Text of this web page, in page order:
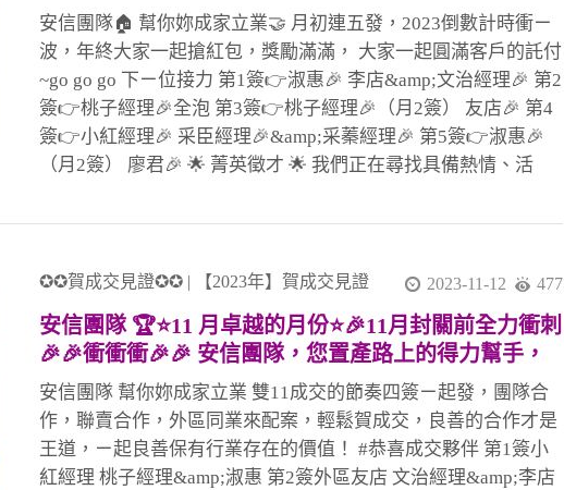
隊，您置產路上的得力幫手，參與共創美好家園
安信團隊🏠 幫你妳成家立業🤝 月初連五發，2023倒數計時衝ㄧ
波，年終大家一起搶紅包，獎勵滿滿， 大家一起圓滿客戶的託付
~go go go 下ㄧ位接力 第1簽👉淑惠🎉 李店&amp;文治經理🎉 第2
簽👉桃子經理🎉全泡 第3簽👉桃子經理🎉（月2簽） 友店🎉 第4
簽👉小紅經理🎉 采臣經理🎉&amp;采蓁經理🎉 第5簽👉淑惠🎉
（月2簽） 廖君🎉 🌟 菁英徵才 🌟 我們正在尋找具備熱情、活
溝通能力、團隊合作精神，並渴望在穩健的環境中快速成長，那
展機會 良好的工作環境與團隊支持 高度的自主管理與晉升機會
來！有意者請私訊聯絡，期待
✪✪賀成交見證✪✪ | 【2023年】賀成交見證 2023-11-12 477
安信團隊 🏆⭐11 月卓越的月份⭐🎉11月封關前全力衝刺
🎉🎉衝衝衝🎉🎉 安信團隊，您置產路上的得力幫手，
參與共創美好家園
安信團隊 幫你妳成家立業 雙11成交的節奏四簽ㄧ起發，團隊合
作，聯賣合作，外區同業來配案，輕鬆賀成交，良善的合作才是
王道，ㄧ起良善保有行業存在的價值！ #恭喜成交夥伴 第1簽小
紅經理 桃子經理&amp;淑惠 第2簽外區友店 文治經理&amp;李店